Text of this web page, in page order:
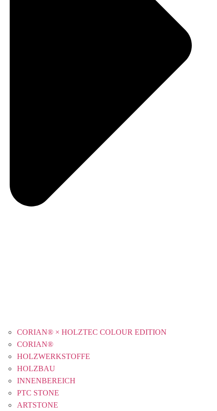
CORIAN® × HOLZTEC COLOUR EDITION
CORIAN®
HOLZWERKSTOFFE
HOLZBAU
INNENBEREICH
PTC STONE
ARTSTONE